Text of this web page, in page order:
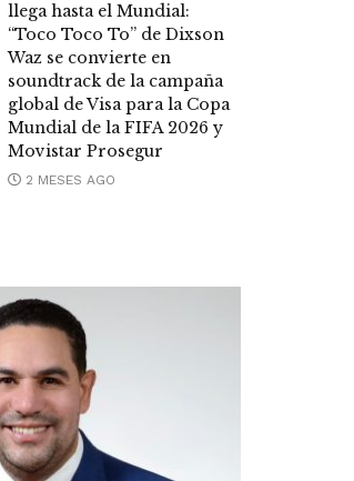
llega hasta el Mundial:
“Toco Toco To” de Dixson
Waz se convierte en
soundtrack de la campaña
global de Visa para la Copa
Mundial de la FIFA 2026 y
Movistar Prosegur
2 MESES AGO